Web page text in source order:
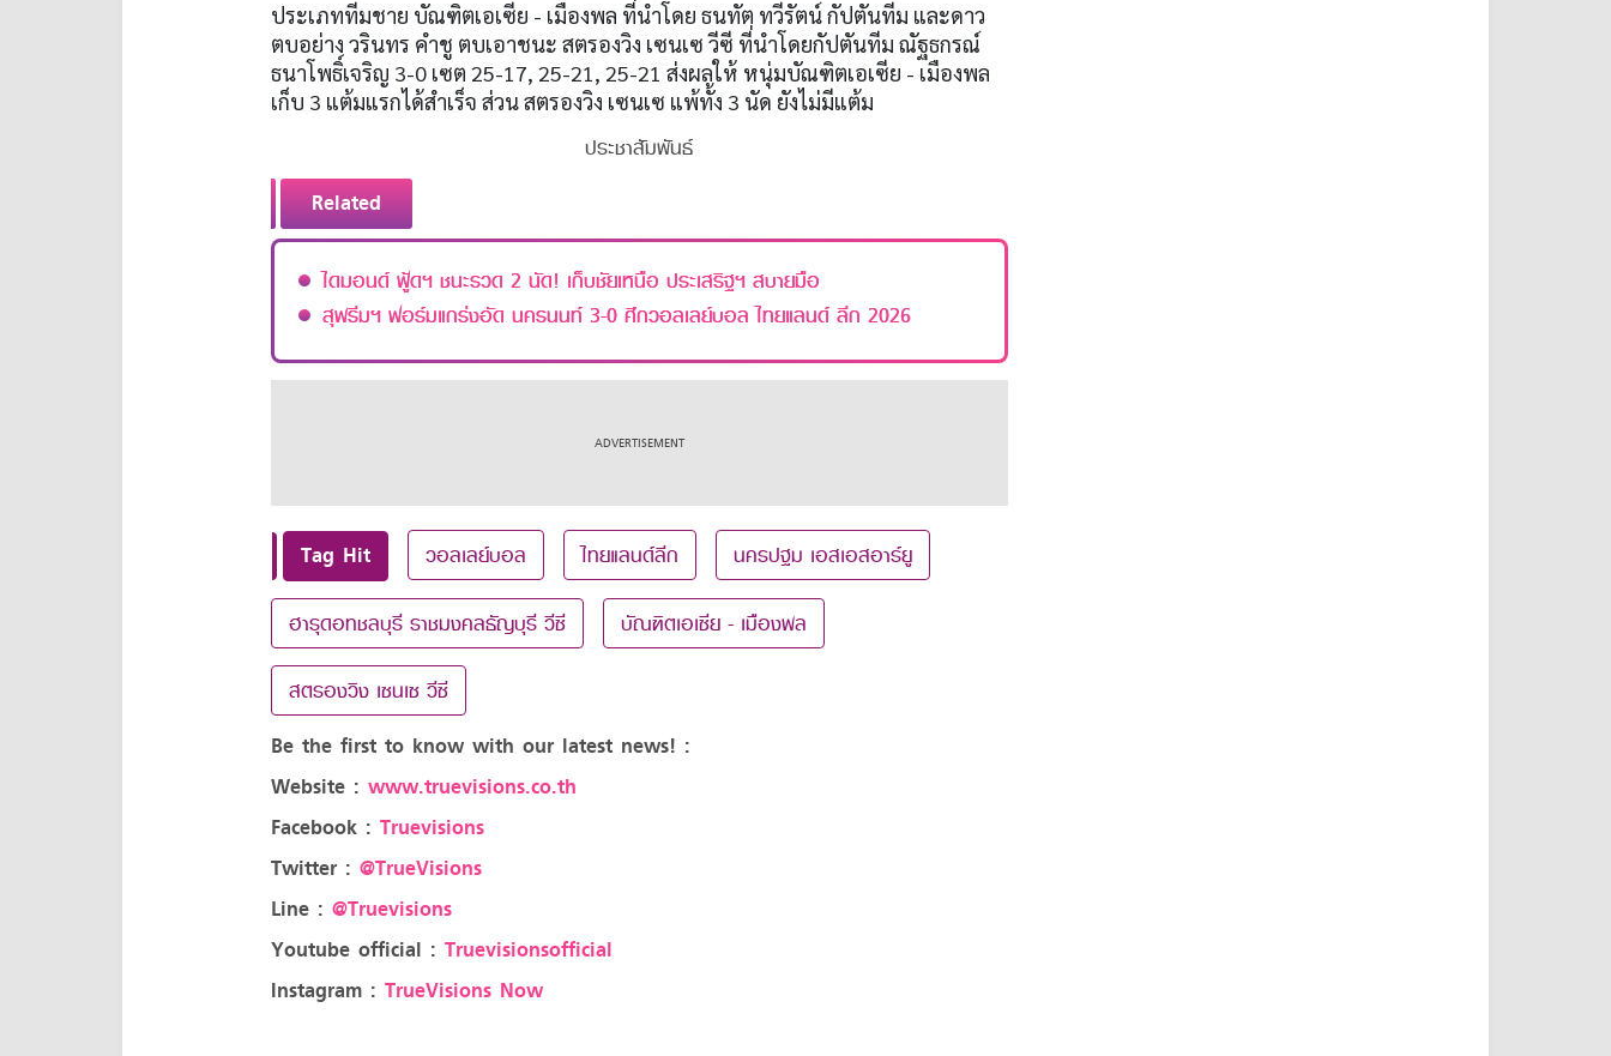
ประเภททีมชาย บัณฑิตเอเซีย - เมืองพล ที่นำโดย ธนทัต ทวีรัตน์ กัปตันทีม และดาว
ตบอย่าง วรินทร คำชู ตบเอาชนะ สตรองวิง เซนเซ วีซี ที่นำโดยกัปตันทีม ณัฐธกรณ์
ธนาโพธิ์เจริญ 3-0 เซต 25-17, 25-21, 25-21 ส่งผลให้ หนุ่มบัณฑิตเอเซีย - เมืองพล
เก็บ 3 แต้มแรกได้สำเร็จ ส่วน สตรองวิง เซนเซ แพ้ทั้ง 3 นัด ยังไม่มีแต้ม
ประชาสัมพันธ์
Related
ไดมอนด์ ฟู้ดฯ ชนะรวด 2 นัด! เก็บชัยเหนือ ประเสริฐฯ สบายมือ
สุพรีมฯ ฟอร์มแกร่งอัด นครนนท์ 3-0 ศึกวอลเลย์บอล ไทยแลนด์ ลีก 2026
Tag Hit วอลเลย์บอล ไทยแลนด์ลีก นครปฐม เอสเอสอาร์ยู
ฮารุดอทชลบุรี ราชมงคลธัญบุรี วีซี บัณฑิตเอเซีย - เมืองพล
สตรองวิง เซนเซ วีซี
Be the first to know with our latest news! :
Website : www.truevisions.co.th
Facebook : Truevisions
Twitter : @TrueVisions
Line : @Truevisions
Youtube official : Truevisionsofficial
Instagram : TrueVisions Now